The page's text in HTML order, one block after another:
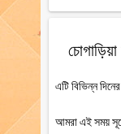
এটি বিভিন্ন
আমরা এই সময়